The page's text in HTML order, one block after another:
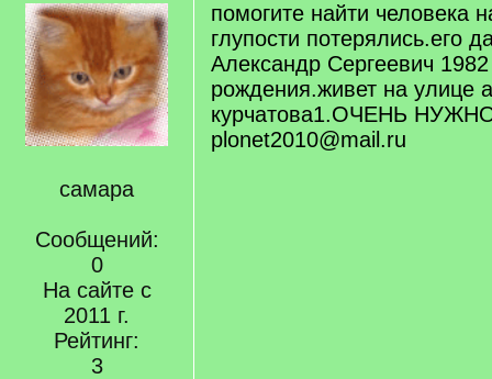
самара
Сообщений:
0
На сайте с
2011 г.
Рейтинг:
3
помогите найти человека
глупости потерялись.его
Александр Сергеевич 1982
рождения.живет на улице
курчатова1.ОЧЕНЬ
plonet2010@mail.ru